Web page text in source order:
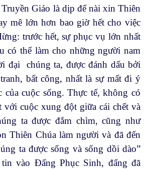
Giáo là dịp để nài xin Thiên
mê lớn hơn bao giờ hết cho việc
trước hết, sự phục vụ lớn nhất
có thể làm cho những người nam
đại chúng ta, được đánh dấu bởi
bất công, nhất là sự mất đi ý
của cuộc sống. Thực tế, không có
với cuộc xung đột giữa cái chết và
ta được đắm chìm, cũng như
Thiên Chúa làm người và đã đến
ta được sống và sống dồi dào”
vào Đấng Phục Sinh, đấng đã